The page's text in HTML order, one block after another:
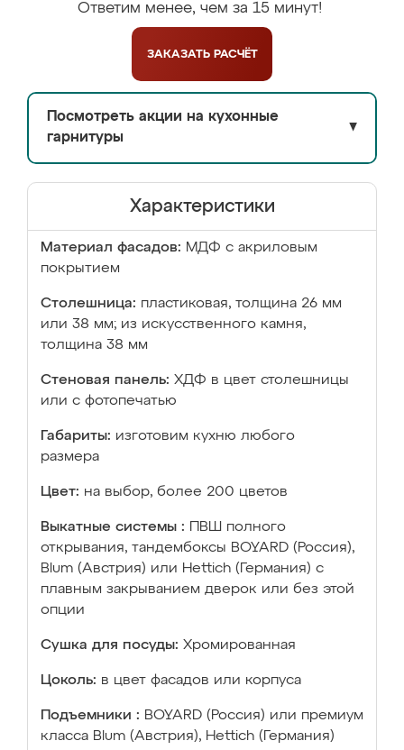
Ответим менее, чем за 15 минут!
ЗАКАЗАТЬ РАСЧЁТ
Посмотреть акции на кухонные
гарнитуры
▼
Характеристики
Материал фасадов: МДФ с акриловым
покрытием
Столешница: пластиковая, толщина 26 мм
или 38 мм; из искусственного камня,
толщина 38 мм
Стеновая панель: ХДФ в цвет столешницы
или с фотопечатью
Габариты: изготовим кухню любого
размера
Цвет: на выбор, более 200 цветов
Выкатные системы :
ПВШ полного
открывания, тандембоксы BOYARD (Россия),
Blum (Австрия) или Hettich (Германия) с
плавным закрыванием дверок или без этой
опции
Сушка для посуды: Хромированная
Цоколь: в цвет фасадов или корпуса
Подъемники : BOYARD (Россия) или премиум
класса Blum (Австрия), Hettich (Германия)